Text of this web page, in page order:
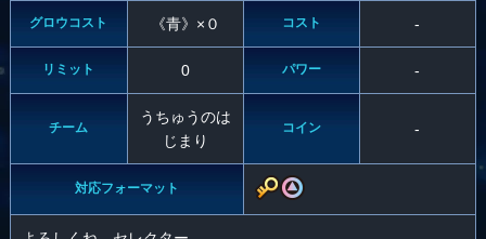
グロウコスト 《青》×０ コスト -
リミット 0 パワー -
チーム
うちゅうのは
じまり
コイン -
対応フォーマット